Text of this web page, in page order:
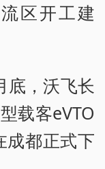
区开工建
底，沃飞长
载客eVTO
成都正式下